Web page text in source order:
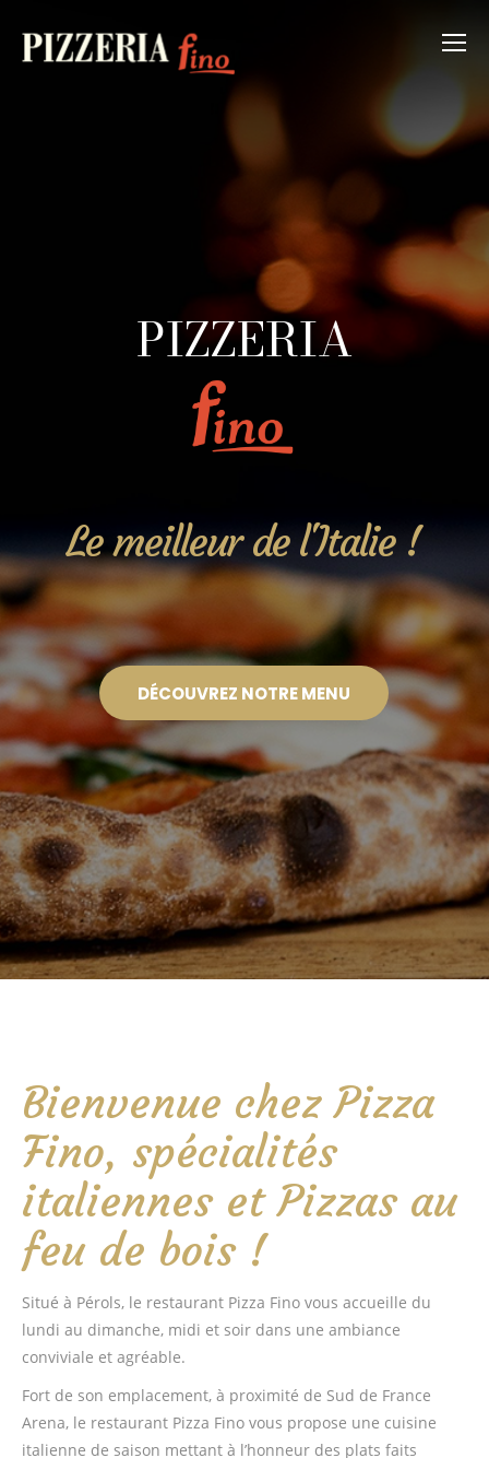
PIZZERIA
Le meilleur de l'Italie !
DÉCOUVREZ NOTRE MENU
Bienvenue chez Pizza
Fino, spécialités
italiennes et Pizzas au
feu de bois !
Situé à Pérols, le restaurant Pizza Fino vous accueille du
lundi au dimanche, midi et soir dans une ambiance
conviviale et agréable.
Fort de son emplacement, à proximité de Sud de France
Arena, le restaurant Pizza Fino vous propose une cuisine
italienne de saison mettant à l’honneur des plats faits